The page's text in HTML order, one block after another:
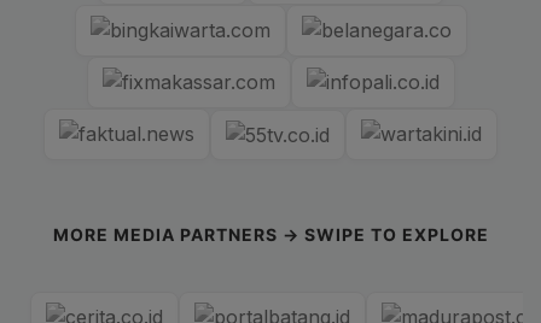
MORE MEDIA PARTNERS → SWIPE TO EXPLORE